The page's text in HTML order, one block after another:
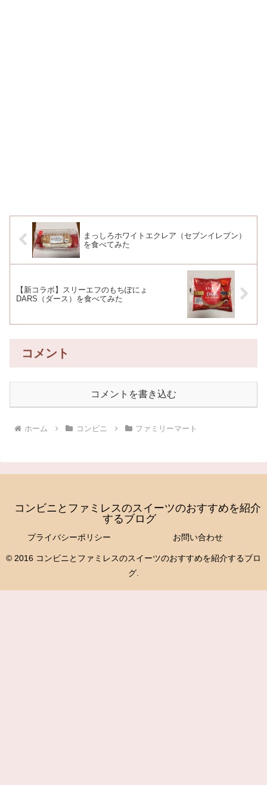
まっしろホワイトエクレア（セブンイレブン）
を食べてみた
【新コラボ】スリーエフのもちぽにょ
DARS（ダース）を食べてみた
コメント
コメントを書き込む
ホーム コンビニ ファミリーマート
コンビニとファミレスのスイーツのおすすめを紹介
するブログ
プライバシーポリシー お問い合わせ
© 2016 コンビニとファミレスのスイーツのおすすめを紹介するブロ
グ.